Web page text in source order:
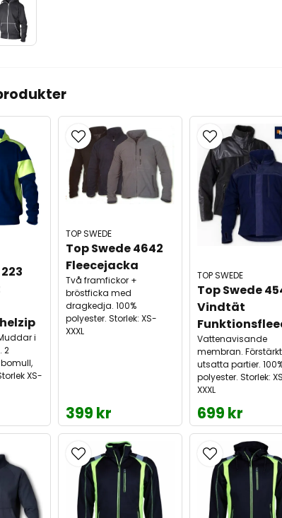
i
2
XS-
TOP SWEDE
Top Swede 4642
Fleecejacka
Två framfickor +
bröstficka med
dragkedja. 100%
polyester. Storlek: XS-
XXXL
399 kr
TOP SWEDE
Top Swede
Vindtät
Vattenavisande
membran. Förstärkt
utsatta partier.
polyester. Storlek:
XXXL
699 kr